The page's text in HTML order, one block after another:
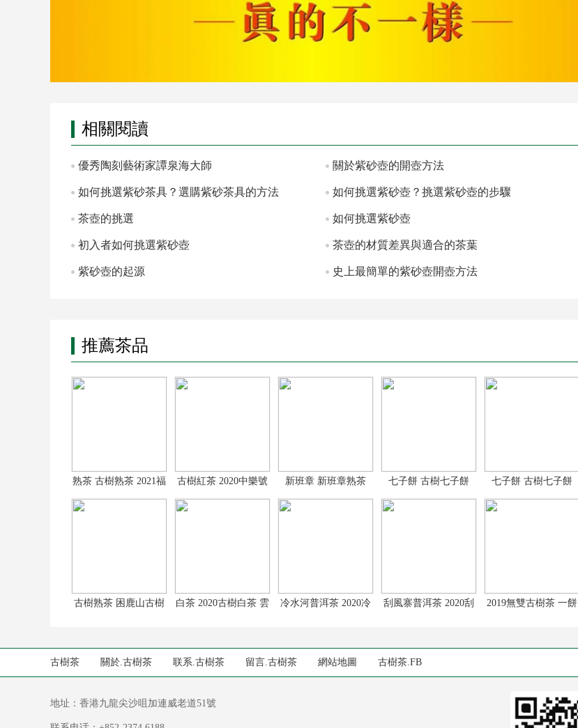
相關閱讀
優秀陶刻藝術家譚泉海大師 關於紫砂壺的開壺方法
如何挑選紫砂茶具？選購紫砂茶具的方法 如何挑選紫砂壺？挑選紫砂壺的步驟
茶壺的挑選 如何挑選紫砂壺
初入者如何挑選紫砂壺 茶壺的材質差異與適合的茶葉
紫砂壺的起源 史上最簡單的紫砂壺開壺方法
推薦茶品
熟茶 古樹熟茶 2021福
餅普洱茶 3
古樹紅茶 2020中樂號
古樹紅茶龍珠
新班章 新班章熟茶
2019新班章古
七子餅 古樹七子餅
2017古樹普洱
七子餅 古樹七子餅
2017古樹普洱
古樹熟茶 困鹿山古樹
白茶 2020古樹白茶 雲
冷水河普洱茶 2020冷
刮風寨普洱茶 2020刮
2019無雙古樹茶 一餅
古樹茶 關於.古樹茶 联系.古樹茶 留言.古樹茶 網站地圖 古樹茶.FB
地址：香港九龍尖沙咀加連威老道51號